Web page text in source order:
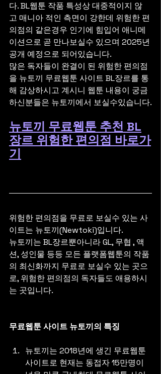
다. BL웹툰 작품 특성상 대중적이지 않
고 매니아 적인 측면이 강한데 위험한 편
의점의 같은경우 인기에 힘입어 애니메
이션으로 곧 만나보실수 있으며 2025년
공개 예정으로 되어있습니다.
많은 독자들이 완결이 된 위험한 편의점
을 뉴토끼 무료웹툰 사이트 BL장르를 통
해 감상하시고 계시니 웹툰 내용이 궁금
하신분들은 뉴토끼에서 보실수있습니다.
뉴토끼 무료웹툰 추천 BL
장르 위험한 편의점 바로가
기
위험한 편의점을 무료로 보실수 있는 사
이트는 뉴토끼(Newtoki)입니다.
뉴토끼는 BL장르뿐아니라 GL, 무협 , 액
션, 성인물 등등 모든 플랫폼웹툰의 작품
의 최신화까지 무료로 보실수 있는 곳으
로, 위험한 편의점의 독자들도 애용하시
는 곳입니다.
무료웹툰 사이트 뉴토끼의 특징
뉴토끼는 2018년에 생긴 무료웹툰
사이트로 현재는 동접자 15만명이